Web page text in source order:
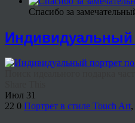
Спасибо за
Индивидуальный
Июл 31
22 0 Портрет в стиле Touch Art,